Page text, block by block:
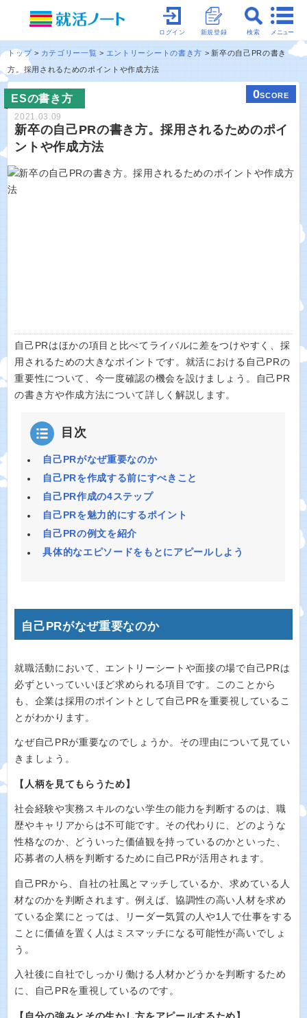
メニュー
検索
新規登録
ログイン
トップ カテゴリー一覧 エントリーシートの書き方
新卒の自己PRの書き
方。採用されるためのポイントや作成方法
ESの書き方 0SCORE
2021.03.09
新卒の自己PRの書き方。採用されるためのポイ
ントや作成方法
自己PRはほかの項目と比べてライバルに差をつけやすく、採
用されるための大きなポイントです。就活における自己PRの
重要性について、今一度確認の機会を設けましょう。自己PR
の書き方や作成方法について詳しく解説します。
目次
自己PRがなぜ重要なのか
自己PRを作成する前にすべきこと
自己PR作成の4ステップ
自己PRを魅力的にするポイント
自己PRの例文を紹介
具体的なエピソードをもとにアピールしよう
自己PRがなぜ重要なのか
就職活動において、エントリーシートや面接の場で自己PRは
必ずといっていいほど求められる項目です。このことから
も、企業は採用のポイントとして自己PRを重要視しているこ
とがわかります。
なぜ自己PRが重要なのでしょうか。その理由について見てい
きましょう。
【人柄を見てもらうため】
社会経験や実務スキルのない学生の能力を判断するのは、職
歴やキャリアからは不可能です。その代わりに、どのような
性格なのか、どういった価値観を持っているのかといった、
応募者の人柄を判断するために自己PRが活用されます。
自己PRから、自社の社風とマッチしているか、求めている人
材なのかを判断されます。例えば、協調性の高い人材を求め
ている企業にとっては、リーダー気質の人や1人で仕事をする
ことに価値を置く人はミスマッチになる可能性が高いでしょ
う。
入社後に自社でしっかり働ける人材かどうかを判断するため
に、自己PRを重視しているのです。
【自分の強みとその生かし方をアピールするため】